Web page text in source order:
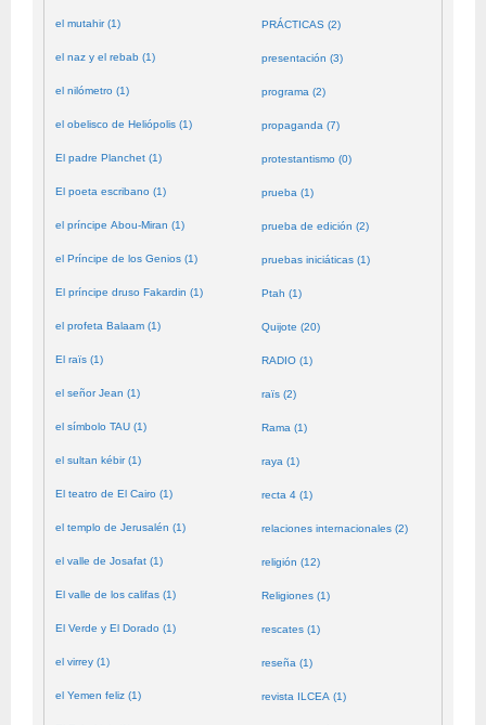
el mutahir (1)
el naz y el rebab (1)
el nilómetro (1)
el obelisco de Heliópolis (1)
El padre Planchet (1)
El poeta escribano (1)
el príncipe Abou-Miran (1)
el Príncipe de los Genios (1)
El príncipe druso Fakardin (1)
el profeta Balaam (1)
El raïs (1)
el señor Jean (1)
el símbolo TAU (1)
el sultan kébir (1)
El teatro de El Cairo (1)
el templo de Jerusalén (1)
el valle de Josafat (1)
El valle de los califas (1)
El Verde y El Dorado (1)
el virrey (1)
el Yemen feliz (1)
PRÁCTICAS (2)
presentación (3)
programa (2)
propaganda (7)
protestantismo (0)
prueba (1)
prueba de edición (2)
pruebas iniciáticas (1)
Ptah (1)
Quijote (20)
RADIO (1)
raïs (2)
Rama (1)
raya (1)
recta 4 (1)
relaciones internacionales (2)
religión (12)
Religiones (1)
rescates (1)
reseña (1)
revista ILCEA (1)